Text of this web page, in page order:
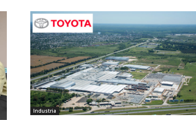
Industria